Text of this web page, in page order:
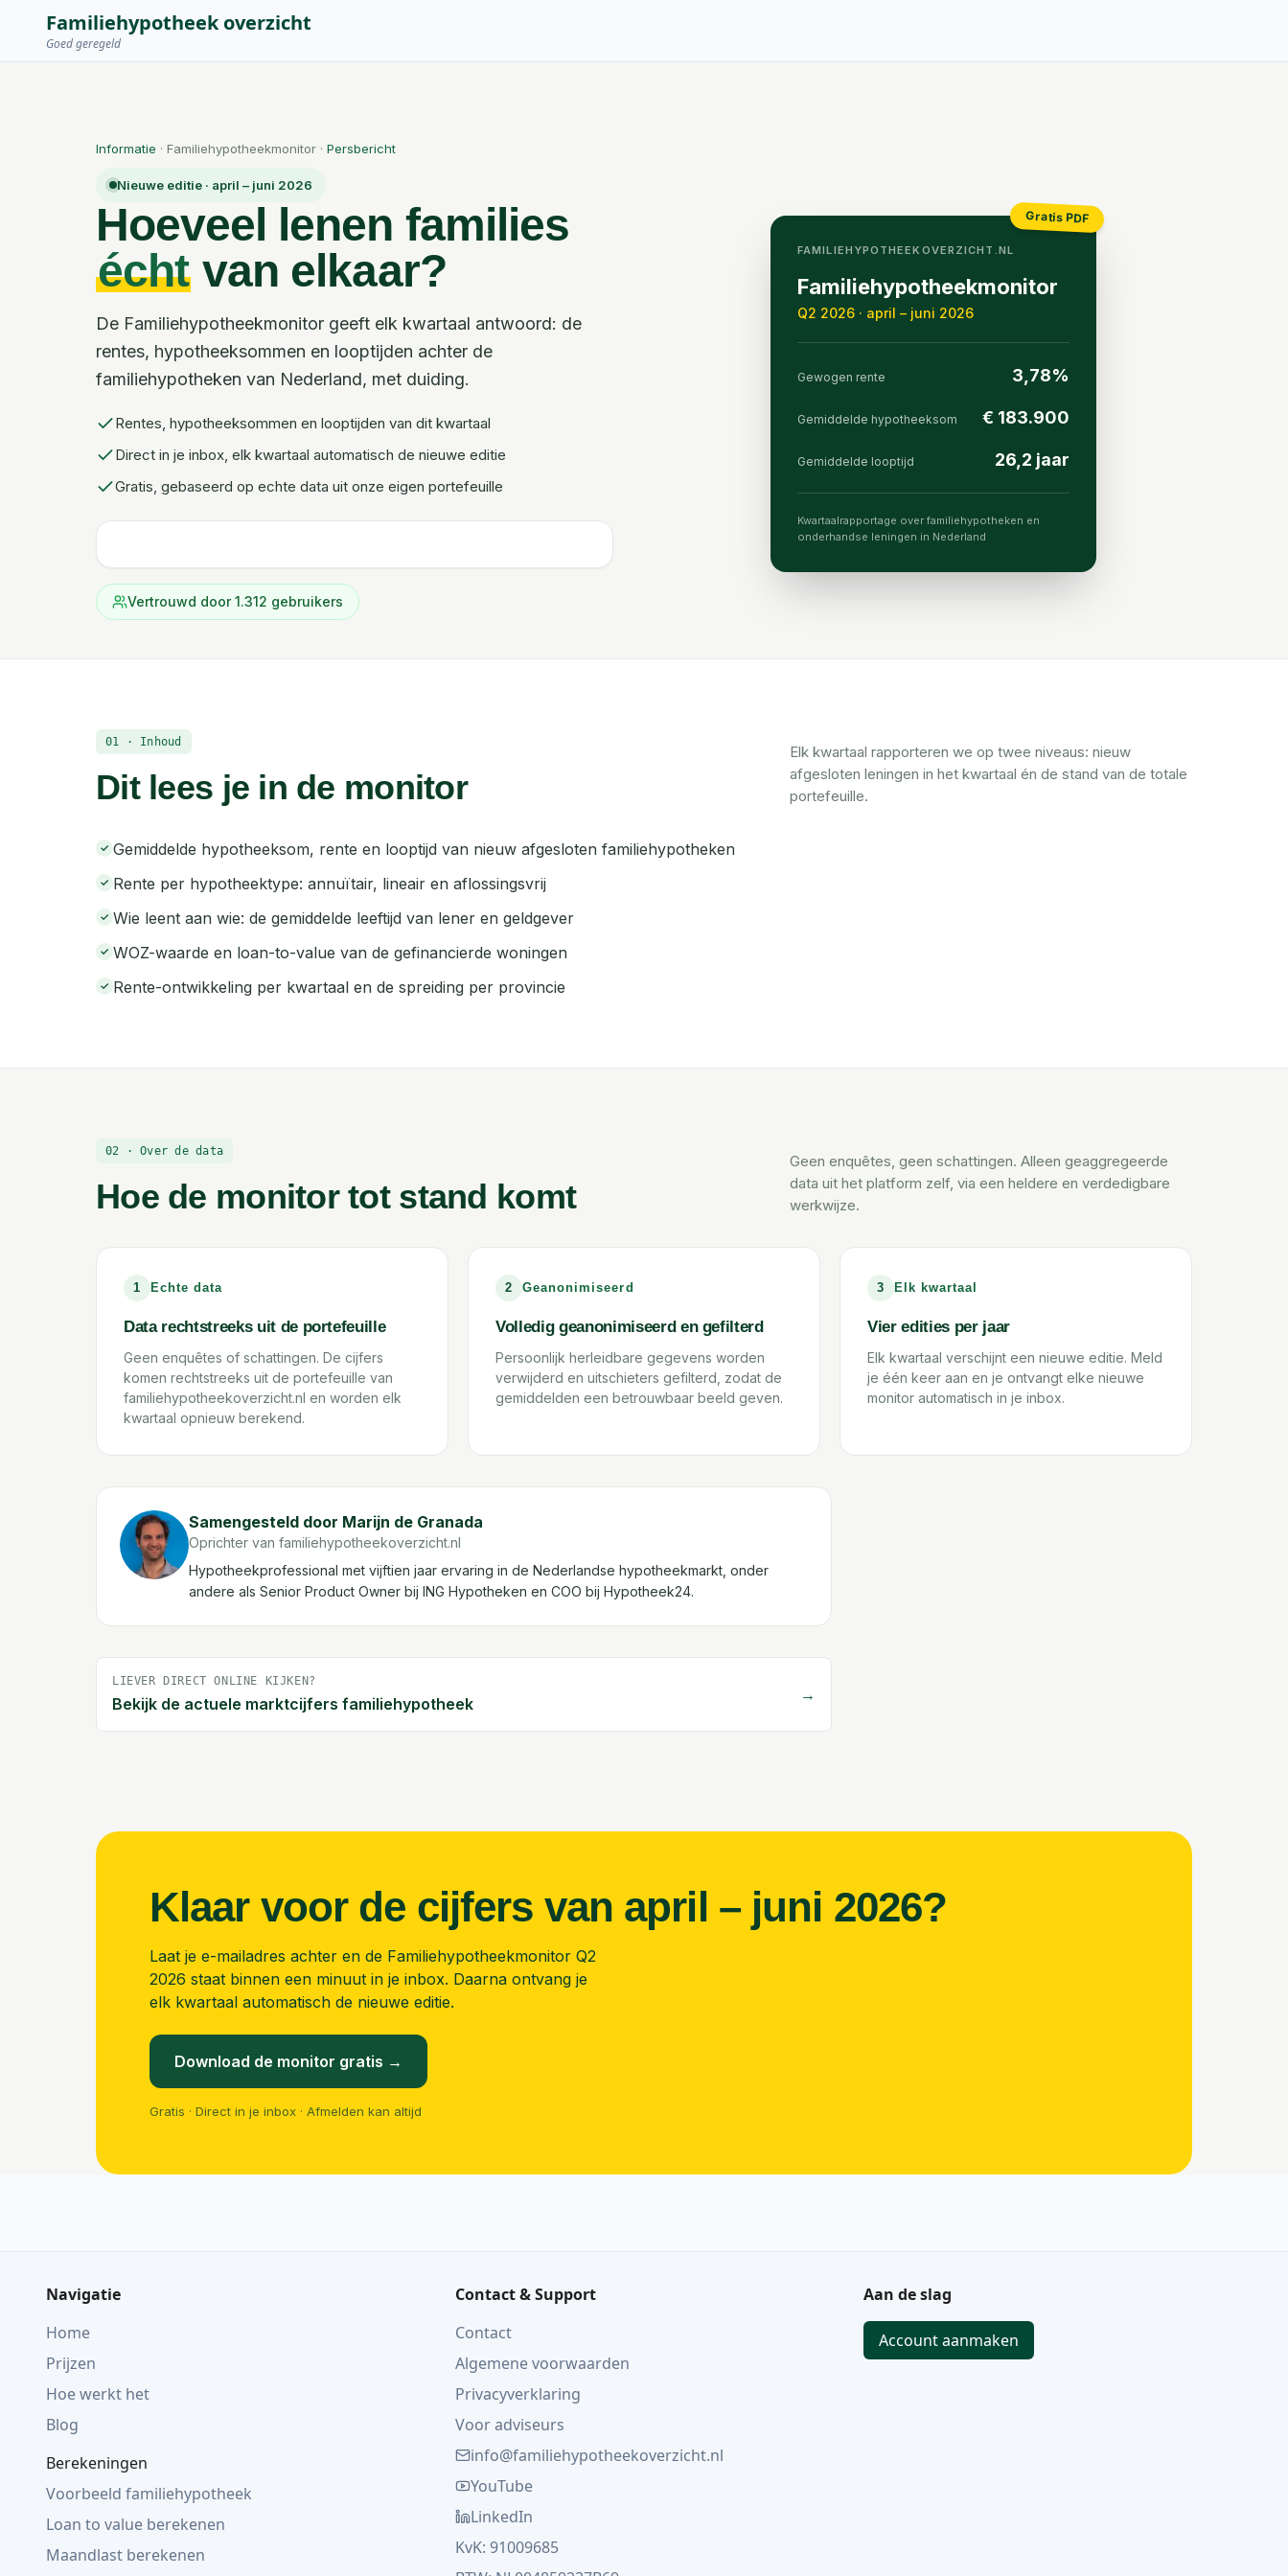
Familiehypotheek overzicht
Goed geregeld
Informatie · Familiehypotheekmonitor · Persbericht
Nieuwe editie · april – juni 2026
Hoeveel lenen families
écht van elkaar?
De Familiehypotheekmonitor geeft elk kwartaal antwoord: de
rentes, hypotheeksommen en looptijden achter de
familiehypotheken van Nederland, met duiding.
Rentes, hypotheeksommen en looptijden van dit kwartaal
Direct in je inbox, elk kwartaal automatisch de nieuwe editie
Gratis, gebaseerd op echte data uit onze eigen portefeuille
Vertrouwd door 1.312 gebruikers
Gratis PDF
FAMILIEHYPOTHEEKOVERZICHT.NL
Familiehypotheek­monitor
Q2 2026 · april – juni 2026
Gewogen rente 3,78%
Gemiddelde hypotheeksom € 183.900
Gemiddelde looptijd 26,2 jaar
Kwartaalrapportage over familiehypotheken en
onderhandse leningen in Nederland
01 · Inhoud
Dit lees je in de monitor
Elk kwartaal rapporteren we op twee niveaus: nieuw
afgesloten leningen in het kwartaal én de stand van de totale
portefeuille.
✓ Gemiddelde hypotheeksom, rente en looptijd van nieuw afgesloten familiehypotheken
✓ Rente per hypotheektype: annuïtair, lineair en aflossingsvrij
✓ Wie leent aan wie: de gemiddelde leeftijd van lener en geldgever
✓ WOZ-waarde en loan-to-value van de gefinancierde woningen
✓ Rente-ontwikkeling per kwartaal en de spreiding per provincie
02 · Over de data
Hoe de monitor tot stand komt
Geen enquêtes, geen schattingen. Alleen geaggregeerde
data uit het platform zelf, via een heldere en verdedigbare
werkwijze.
1 Echte data
Data rechtstreeks uit de portefeuille
Geen enquêtes of schattingen. De cijfers
komen rechtstreeks uit de portefeuille van
familiehypotheekoverzicht.nl en worden elk
kwartaal opnieuw berekend.
2 Geanonimiseerd
Volledig geanonimiseerd en gefilterd
Persoonlijk herleidbare gegevens worden
verwijderd en uitschieters gefilterd, zodat de
gemiddelden een betrouwbaar beeld geven.
3 Elk kwartaal
Vier edities per jaar
Elk kwartaal verschijnt een nieuwe editie. Meld
je één keer aan en je ontvangt elke nieuwe
monitor automatisch in je inbox.
Samengesteld door Marijn de Granada
Oprichter van familiehypotheekoverzicht.nl
Hypotheekprofessional met vijftien jaar ervaring in de Nederlandse hypotheekmarkt, onder
andere als Senior Product Owner bij ING Hypotheken en COO bij Hypotheek24.
LIEVER DIRECT ONLINE KIJKEN?
Bekijk de actuele marktcijfers familiehypotheek →
Klaar voor de cijfers van april – juni 2026?
Laat je e-mailadres achter en de Familiehypotheekmonitor Q2
2026 staat binnen een minuut in je inbox. Daarna ontvang je
elk kwartaal automatisch de nieuwe editie.
Download de monitor gratis →
Gratis · Direct in je inbox · Afmelden kan altijd
Navigatie
Home
Prijzen
Hoe werkt het
Blog
Berekeningen
Voorbeeld familiehypotheek
Loan to value berekenen
Maandlast berekenen
Contact & Support
Contact
Algemene voorwaarden
Privacyverklaring
Voor adviseurs
info@familiehypotheekoverzicht.nl
YouTube
LinkedIn
KvK: 91009685
Aan de slag
Account aanmaken